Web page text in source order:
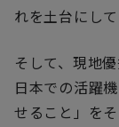
れを土台にし
そして、現地
日本での活躍
せること」を